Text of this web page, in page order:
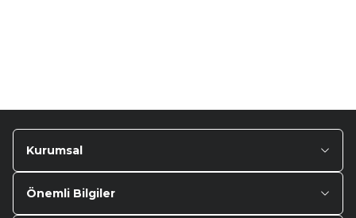
Kurumsal
Önemli Bilgiler